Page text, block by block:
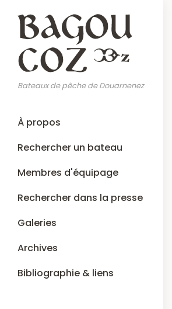
contenu
principal
Bateaux de pêche de Douarnenez
Main
navigation
À propos
Rechercher un bateau
Membres d'équipage
Rechercher dans la presse
Galeries
Archives
Bibliographie & liens